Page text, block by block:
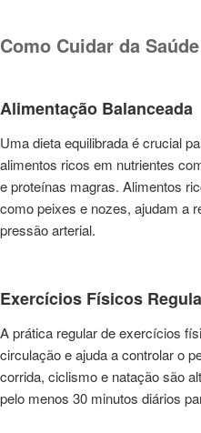
Como Cuidar da
Alimentação Balanceada
Uma dieta equilibrada é crucial
alimentos ricos em nutrientes
e proteínas magras. Alimentos
como peixes e nozes, ajudam a
pressão arterial.
Exercícios Físicos
A prática regular de exercícios
circulação e ajuda a controlar o
corrida, ciclismo e natação são
pelo menos 30 minutos diários